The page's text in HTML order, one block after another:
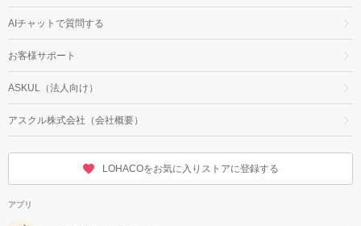
AIチャットで質問する
お客様サポート
ASKUL（法人向け）
アスクル株式会社（会社概要）
LOHACOをお気に入りストアに登録する
アプリ